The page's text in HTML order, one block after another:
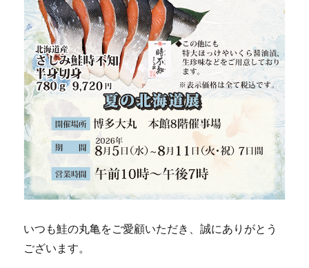
いつも鮭の丸亀をご愛顧いただき、誠にありがとう
ございます。